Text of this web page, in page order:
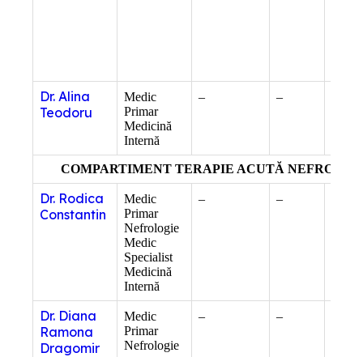
Dr. Alina
Teodoru
Medic
Primar
Medicină
Internă
– –
COMPARTIMENT TERAPIE ACUTĂ
Dr. Rodica
Constantin
Medic
Primar
Nefrologie
Medic
Specialist
Medicină
Internă
– –
Dr. Diana
Ramona
Dragomir
Medic
Primar
Nefrologie
– –